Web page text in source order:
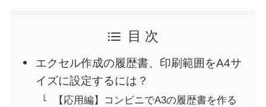
目 次
エクセル作成の履歴書、印刷範囲をA4サ
イズに設定するには？
【応用編】コンビニでA3の履歴書を作る